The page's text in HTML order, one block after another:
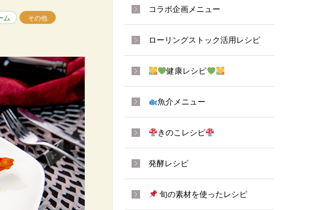
ム その他
コラボ企画メニュー
ローリングストック活用レシピ
健康レシピ
魚介メニュー
きのこレシピ
発酵レシピ
旬の素材を使ったレシピ